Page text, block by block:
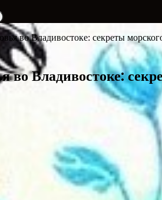
во Владивостоке: секреты
во Владивостоке: